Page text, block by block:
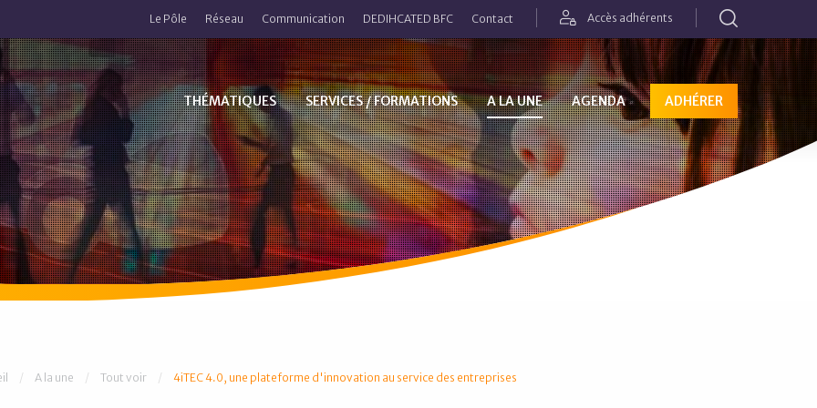
Le Pôle Réseau Communication DEDIHCATED BFC Contact Accès adhérents
THÉMATIQUES SERVICES / FORMATIONS A LA UNE AGENDA ADHÉRER
êtes ici :
A la une Tout voir 4iTEC 4.0, une plateforme d'innovation au service des entreprises